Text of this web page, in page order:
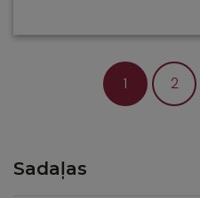
1 2
Sadaļas